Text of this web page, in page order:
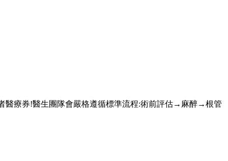
醫療券!醫生團隊會嚴格遵循標準流程:術前評估→麻醉→根管